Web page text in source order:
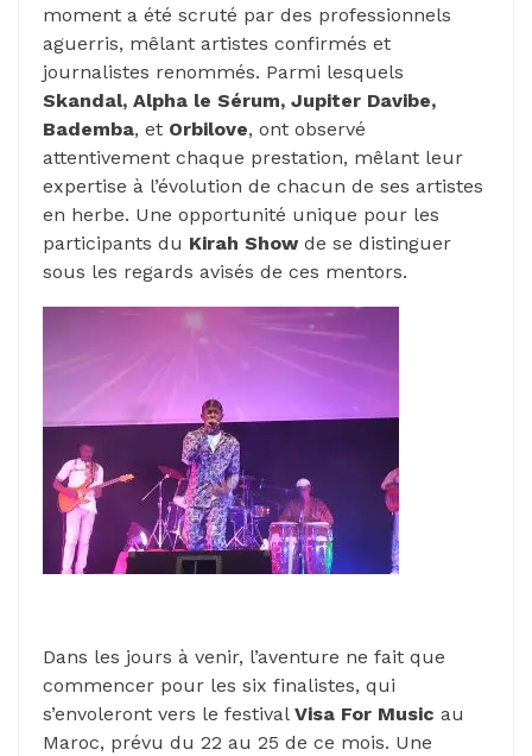
moment a été scruté par des professionnels
aguerris, mêlant artistes confirmés et
journalistes renommés. Parmi lesquels
Skandal, Alpha le Sérum, Jupiter Davibe,
Bademba, et Orbilove, ont observé
attentivement chaque prestation, mêlant leur
expertise à l’évolution de chacun de ses artistes
en herbe. Une opportunité unique pour les
participants du Kirah Showde se distinguer
sous les regards avisés de ces mentors.
Dans les jours à venir, l’aventure ne fait que
commencer pour les six finalistes, qui
s’envoleront vers le festival Visa For Music au
Maroc, prévu du 22 au 25 de ce mois. Une